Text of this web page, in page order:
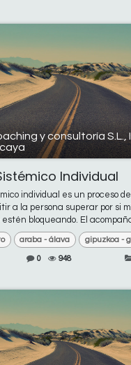
y consultoría S.L.,
Individual
individual es un proceso
a la persona superar por si
bloqueando. El
araba - álava gipuzkoa -
0 948